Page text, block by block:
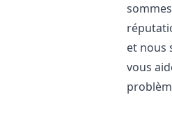
et nous
vous